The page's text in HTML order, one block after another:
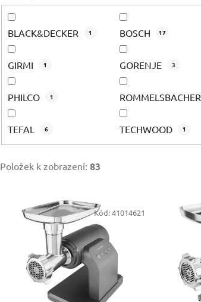
BLACK&DECKER 1 BOSCH 17
GIRMI 1 GORENJE 3
PHILCO 1 ROMMELSBACHER
TEFAL 6 TECHWOOD 1
Položek k zobrazení: 83
Kód:41014621